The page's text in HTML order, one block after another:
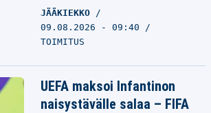
JÄÄKIEKKO
09.08.2026 - 09:40
TOIMITUS
UEFA maksoi Infantinon
naisystävälle salaa – FIFA